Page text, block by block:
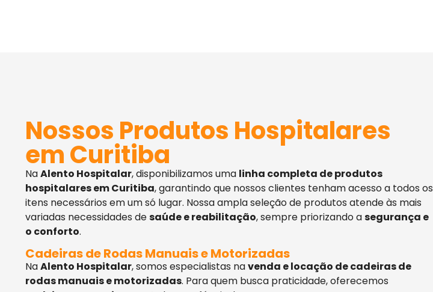
Nossos Produtos Hospitalares
em Curitiba
NaAlento Hospitalar, disponibilizamos uma linha completa de produtos
hospitalares em Curitiba, garantindo que nossos clientes tenham acesso a todos os
itens necessários em um só lugar. Nossa ampla seleção de produtos atende às mais
variadas necessidades desaúde e reabilitação, sempre priorizando asegurança e
o conforto.
Cadeiras de Rodas Manuais e Motorizadas
NaAlento Hospitalar, somos especialistas navenda e locação de cadeiras de
rodas manuais e motorizadas. Para quem busca praticidade, oferecemos